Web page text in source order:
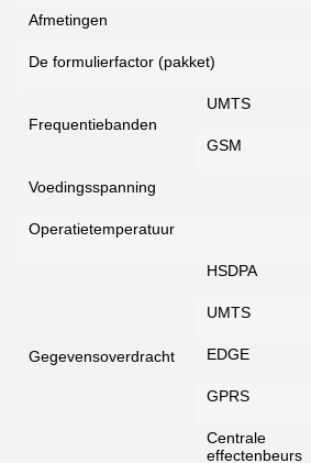
Afmetingen
De formulierfactor (pakket)
Frequentiebanden
UMTS
GSM
Voedingsspanning
Operatietemperatuur
Gegevensoverdracht
HSDPA
UMTS
EDGE
GPRS
Centrale
effectenbeurs